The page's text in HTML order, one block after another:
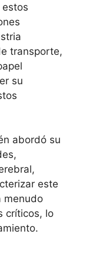
transporte,
su
abordó su
este
menudo
críticos, lo